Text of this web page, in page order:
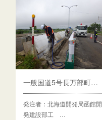
一般国道5号長万部町二股橋補修外一連工事
発注者：北海道開発局函館開
発建設部工 …